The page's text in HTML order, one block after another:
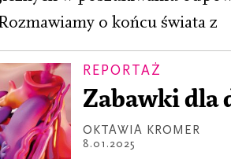
o końcu świata z
REPORTAŻ
Zabawki dla
OKTAWIA KROMER
8.01.2025